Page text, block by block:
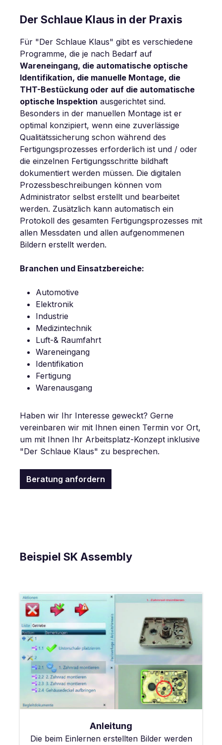
Der Schlaue Klaus in der Praxis
Für "Der Schlaue Klaus" gibt es verschiedene
Programme, die je nach Bedarf auf
Wareneingang, die automatische optische
Identifikation, die manuelle Montage, die
THT-Bestückung oder auf die automatische
optische Inspektion ausgerichtet sind.
Besonders in der manuellen Montage ist er
optimal konzipiert, wenn eine zuverlässige
Qualitätssicherung schon während des
Fertigungsprozesses erforderlich ist und / oder
die einzelnen Fertigungsschritte bildhaft
dokumentiert werden müssen. Die digitalen
Prozessbeschreibungen können vom
Administrator selbst erstellt und bearbeitet
werden. Zusätzlich kann automatisch ein
Protokoll des gesamten Fertigungsprozesses mit
allen Messdaten und allen aufgenommenen
Bildern erstellt werden.
Branchen und Einsatzbereiche:
Automotive
Elektronik
Industrie
Medizintechnik
Luft-& Raumfahrt
Wareneingang
Identifikation
Fertigung
Warenausgang
Haben wir Ihr Interesse geweckt? Gerne
vereinbaren wir mit Ihnen einen Termin vor Ort,
um mit Ihnen Ihr Arbeitsplatz-Konzept inklusive
"Der Schlaue Klaus" zu besprechen.
Beratung anfordern
Beispiel SK Assembly
Anleitung
Die beim Einlernen erstellten Bilder werden